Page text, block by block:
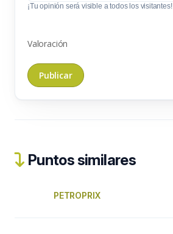
¡Tu opinión será visible a todos los visitantes!
Valoración
Puntos similares
PETROPRIX